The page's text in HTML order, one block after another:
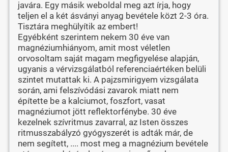
javára. Egy másik weboldal meg azt írja, hogy
teljen el a két ásványi anyag bevétele közt 2-3 óra.
Tisztára meghülyítik az embert!
Egyébként szerintem nekem 30 éve van
magnéziumhiányom, amit most véletlen
orvosoltam saját magam megfigyelése alapján,
ugyanis a vérvizsgálatból referenciaértéken belüli
szintet mutattak ki. A pajzsmirigyem vizsgálata
során, ami felszívódási zavarok miatt nem
építette be a kalciumot, foszfort, vasat
magnéziumot jött reflektorfénybe. 30 éve
kezelnek szívritmus zavarral, az Isten összes
ritmusszabályzó gyógyszerét is adták már, de
nem segített, .... most meg a magnézium bevétele